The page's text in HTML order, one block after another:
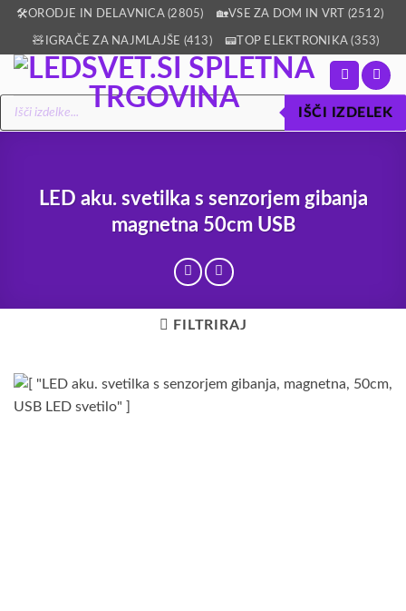
Skoči
vsebino
🛠️ORODJE IN DELAVNICA (2805) 🏡VSE ZA DOM IN VRT (2512)
🧸IGRAČE ZA NAJMLAJŠE (413) 📟TOP ELEKTRONIKA (353)
Products
search
IŠČI IZDELEK
LED aku. svetilka s senzorjem gibanja
magnetna 50cm USB
FILTRIRAJ